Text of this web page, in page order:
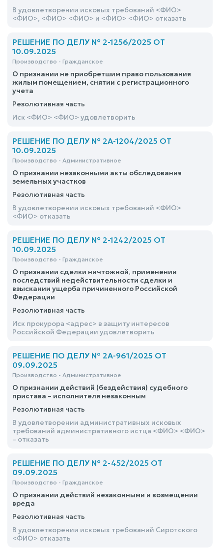
В удовлетворении исковых требований <ФИО>
<ФИО>, <ФИО> <ФИО> и <ФИО> <ФИО> отказать
РЕШЕНИЕ ПО ДЕЛУ № 2-1256/2025 ОТ
10.09.2025
Производство - Гражданское
О признании не приобретшим право пользования
жилым помещением, снятии с регистрационного
учета
Резолютивная часть
Иск <ФИО> <ФИО> удовлетворить
РЕШЕНИЕ ПО ДЕЛУ № 2А-1204/2025 ОТ
10.09.2025
Производство - Административное
О признании незаконными акты обследования
земельных участков
Резолютивная часть
В удовлетворении исковых требований <ФИО>
<ФИО> отказать
РЕШЕНИЕ ПО ДЕЛУ № 2-1242/2025 ОТ
10.09.2025
Производство - Гражданское
О признании сделки ничтожной, применении
последствий недействительности сделки и
взыскании ущерба причиненного Российской
Федерации
Резолютивная часть
Иск прокурора <адрес> в защиту интересов
Российской Федерации удовлетворить
РЕШЕНИЕ ПО ДЕЛУ № 2А-961/2025 ОТ
09.09.2025
Производство - Административное
О признании действий (бездействия) судебного
пристава – исполнителя незаконным
Резолютивная часть
В удовлетворении административных исковых
требований административного истца <ФИО> <ФИО>
– отказать
РЕШЕНИЕ ПО ДЕЛУ № 2-452/2025 ОТ
09.09.2025
Производство - Гражданское
О признании действий незаконными и возмещении
вреда
Резолютивная часть
В удовлетворении исковых требований Сиротского
<ФИО> отказать